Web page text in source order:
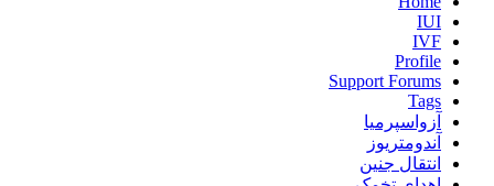
IUI
IVF
Profile
Support Forums
Tags
آزواسپرمیا
آندومتریوز
انتقال جنین